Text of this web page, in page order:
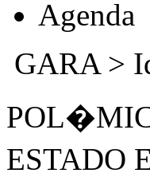
Agenda
GARA>
ESTADO